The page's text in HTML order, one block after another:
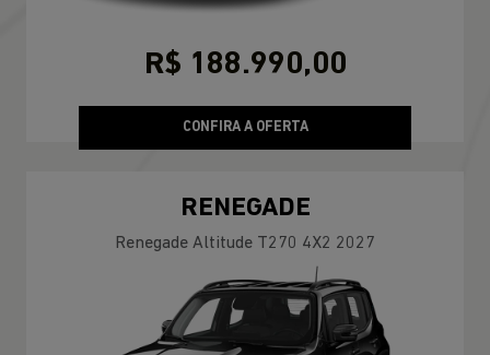
R$ 188.990,00
CONFIRA A OFERTA
RENEGADE
Renegade Altitude T270 4X2 2027